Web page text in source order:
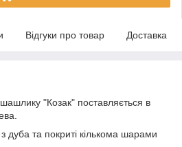
Відгуки про товар Доставка
"Козак" поставляється в
дуба та покриті кількома шарами